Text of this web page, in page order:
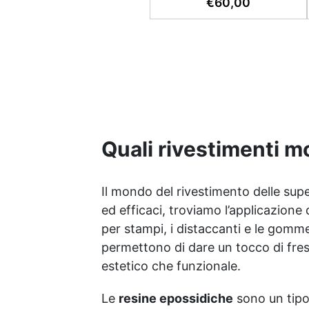
tutto il materiale necessario
Veloce: rinnova le superfici
con una spesa minima,
ripristino, in appena 24h ✅
Versatile e personalizzabile:
adatto a cemento,
calcestruzzo, vecchie
pavimentazioni e terra
battuta (previa consulenza).
✅ Resine resistenti nel
tecnologia garantiscono
Quali rivestimenti
Il mondo del rivestimento delle
ed efficaci, troviamo
per stampi, i distaccanti e le
permettono di dare un tocco di
estetico che funzionale.
Le resine epossidiche sono un